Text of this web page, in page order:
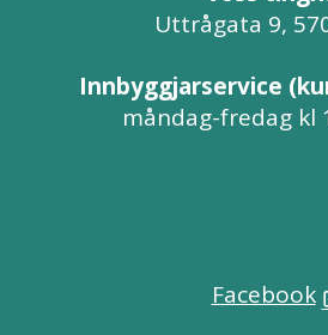
Uttrågata 9,
Innbyggjarservice
måndag-fredag kl
Facebook